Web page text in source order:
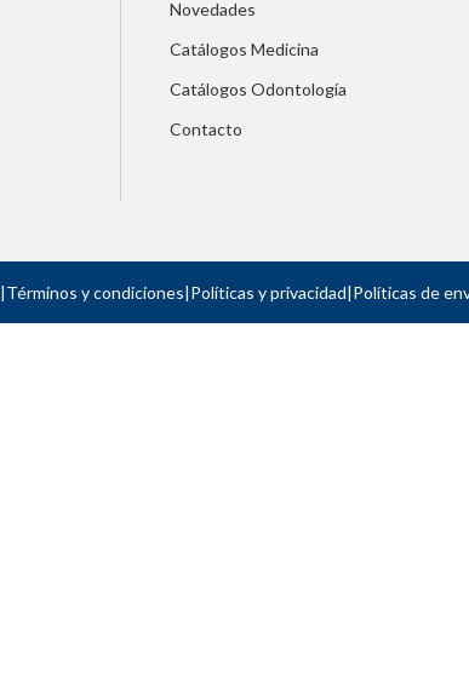
Novedades
Catálogos Medicina
Catálogos Odontología
Contacto
|Términos y condiciones|Políticas y privacidad|Políticas de